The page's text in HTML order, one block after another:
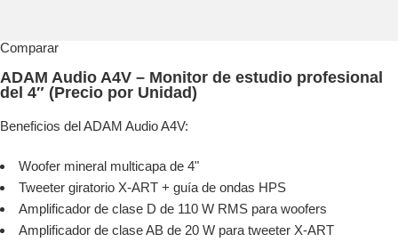
Comparar
ADAM Audio A4V – Monitor de estudio profesional
del 4″ (Precio por Unidad)
Beneficios del ADAM Audio A4V:
Woofer mineral multicapa de 4"
Tweeter giratorio X-ART + guía de ondas HPS
Amplificador de clase D de 110 W RMS para woofers
Amplificador de clase AB de 20 W para tweeter X-ART